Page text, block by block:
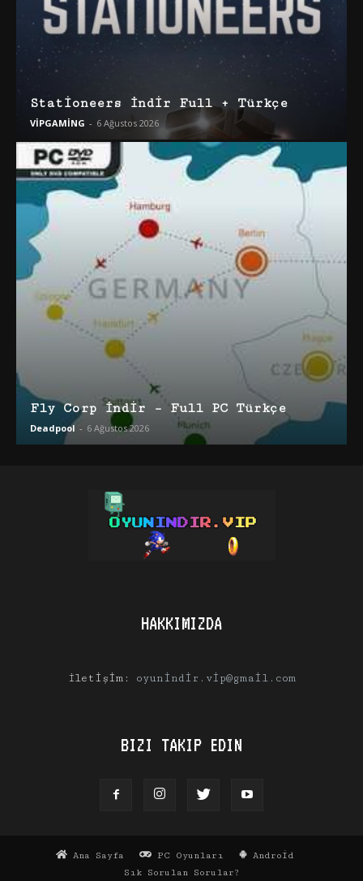
Stationeers İndir Full + Türkçe
VİPGAMİNG - 6 Ağustos 2026
Fly Corp İndir – Full PC Türkçe
Deadpool - 6 Ağustos 2026
HAKKIMIZDA
İletişim: oyunindir.vip@gmail.com
BIZI TAKIP EDIN
Ana Sayfa PC Oyunları
Android
Sık Sorulan Sorular?